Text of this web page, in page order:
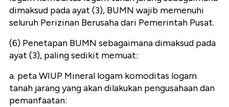
dimaksud pada ayat (3), BUMN wajib memenuhi
seluruh Perizinan Berusaha dari Pemerintah Pusat.
(6) Penetapan BUMN sebagaimana dimaksud pada
ayat (3), paling sedikit memuat:
a. peta WIUP Mineral logam komoditas logam
tanah jarang yang akan dilakukan pengusahaan dan
pemanfaatan: